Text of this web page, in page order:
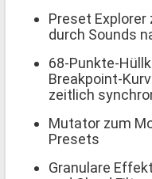
Preset
durch Sounds
68-Punkte-
Breakpoint-
zeitlich
Mutator zum
Presets
Granulare